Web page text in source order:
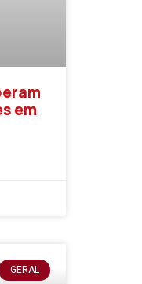
em
GERAL